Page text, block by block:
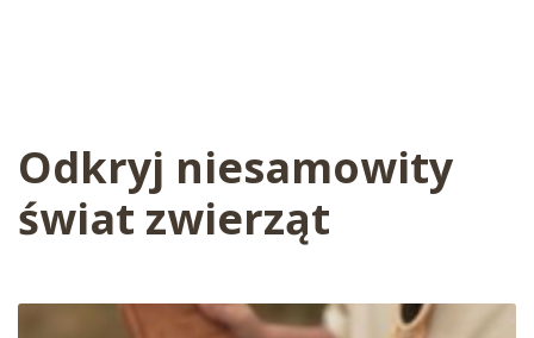
Odkryj niesamowity
świat zwierząt